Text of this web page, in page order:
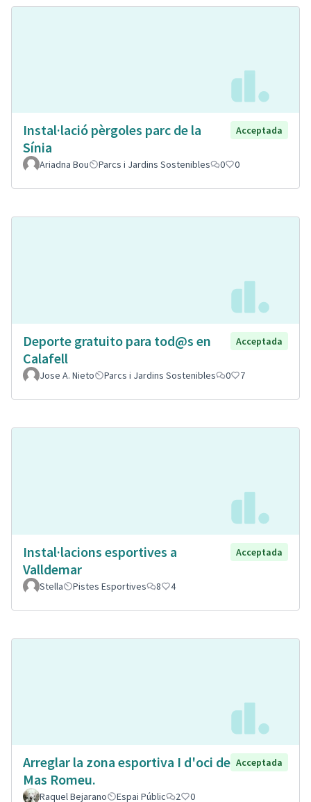
Instal·lació pèrgoles parc de la
Sínia
Acceptada
Ariadna Bou Parcs i Jardins Sostenibles 0 0
Deporte gratuito para tod@s en
Calafell
Acceptada
Jose A. Nieto Parcs i Jardins Sostenibles 0 7
Instal·lacions esportives a
Valldemar
Acceptada
Stella Pistes Esportives 8 4
Arreglar la zona esportiva I d'oci de
Mas Romeu.
Acceptada
Raquel Bejarano Espai Públic 2 0